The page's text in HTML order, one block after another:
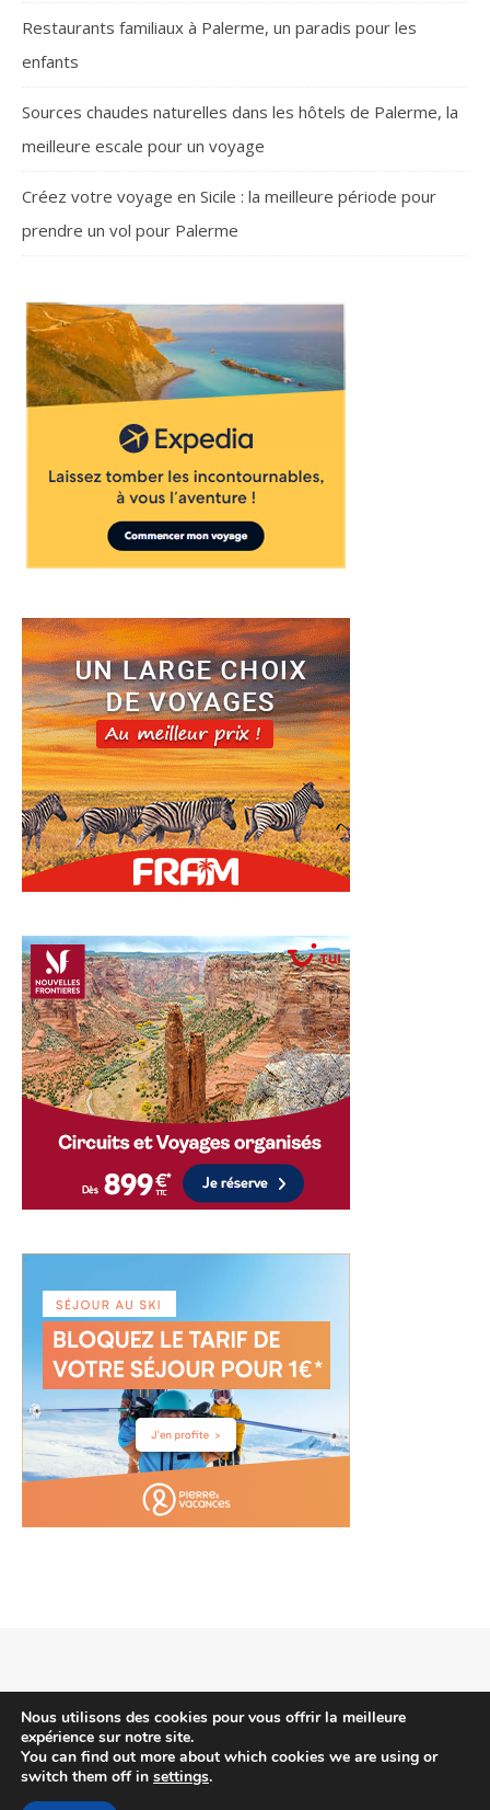
Restaurants familiaux à Palerme, un paradis pour les
enfants
Sources chaudes naturelles dans les hôtels de Palerme, la
meilleure escale pour un voyage
Créez votre voyage en Sicile : la meilleure période pour
prendre un vol pour Palerme
2026 voyagehotels.info © | Thème Bard par WP Royal
HAUT DE PAGE
Nous utilisons des cookies pour vous offrir la meilleure
expérience sur notre site.
You can find out more about which cookies we are using or
switch them off in settings.